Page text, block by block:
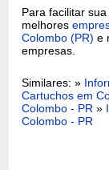
Para facilitar
melhores
Colombo (PR) e
empresas.
Similares: »
Cartuchos em
Colombo - PR »
Colombo - PR